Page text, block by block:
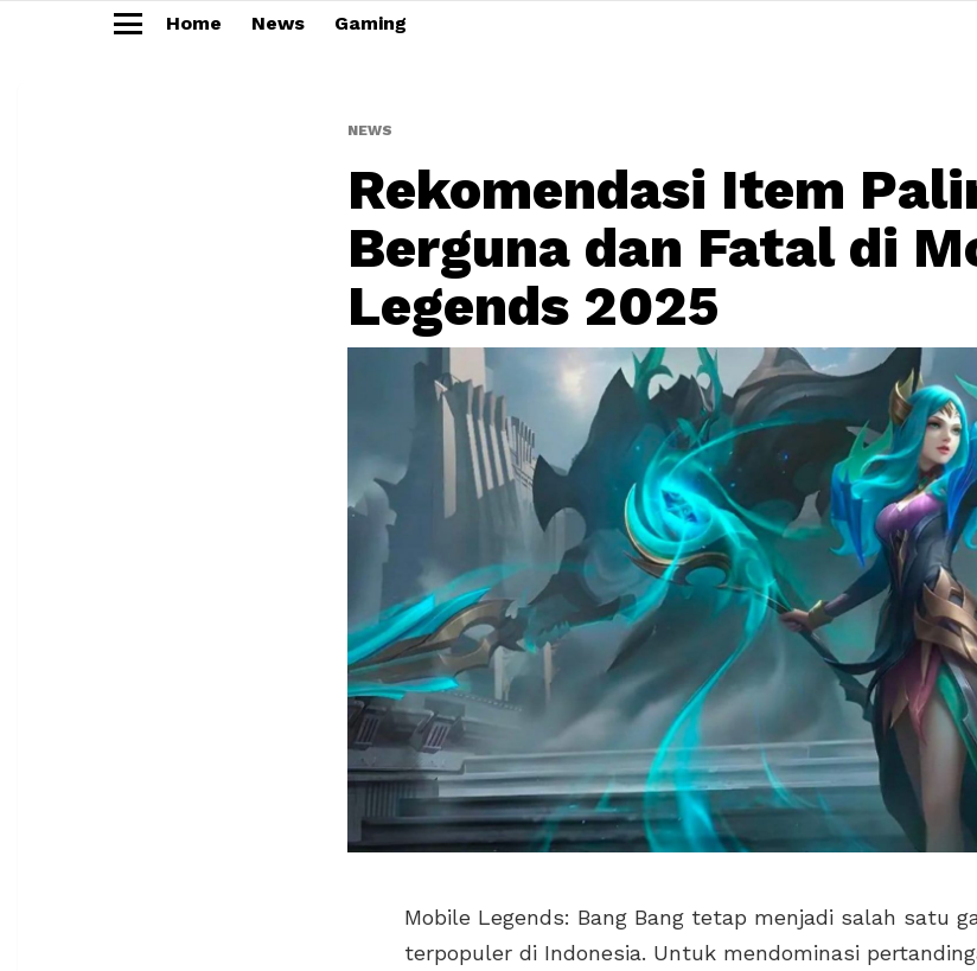
Home News Gaming
NEWS
Rekomendasi Item
Berguna dan Fatal di
Legends 2025
Mobile Legends: Bang Bang tetap menjadi salah satu
terpopuler di Indonesia. Untuk mendominasi